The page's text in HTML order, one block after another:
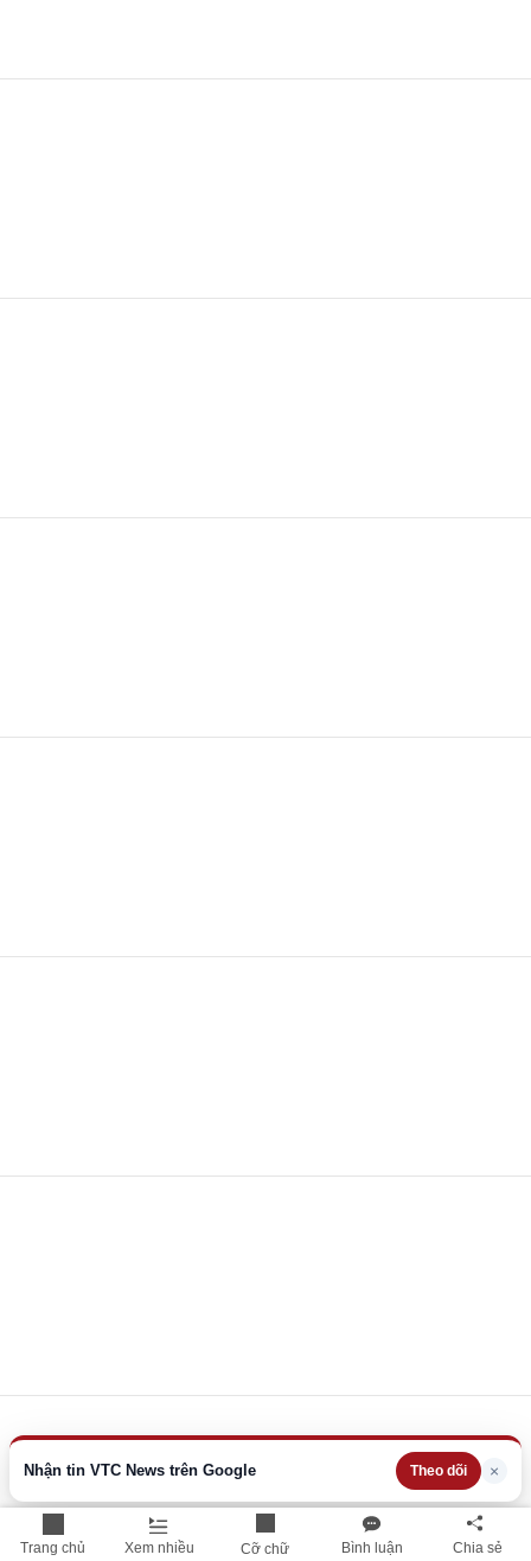
Trang chủ Xem nhiều Cỡ chữ Bình luận Chia sẻ
Nhận tin VTC News trên Google Theo dõi ×